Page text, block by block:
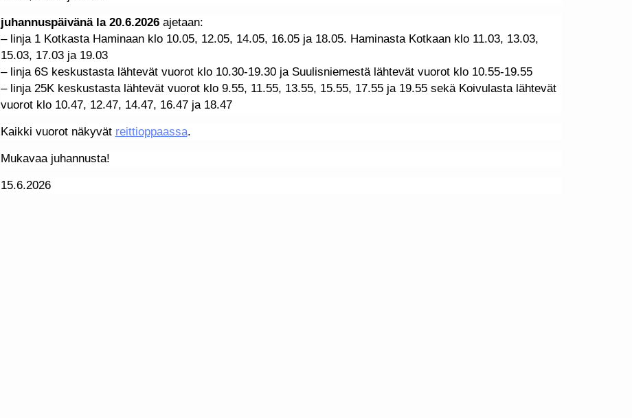
juhannuspäivänä la 20.6.2026 ajetaan:
– linja 1 Kotkasta Haminaan klo 10.05, 12.05, 14.05, 16.05 ja 18.05. Haminasta Kotkaan klo 11.03, 13.03,
15.03, 17.03 ja 19.03
– linja 6S keskustasta lähtevät vuorot klo 10.30-19.30 ja Suulisniemestä lähtevät vuorot klo 10.55-19.55
– linja 25K keskustasta lähtevät vuorot klo 9.55, 11.55, 13.55, 15.55, 17.55 ja 19.55 sekä Koivulasta lähtevät
vuorot klo 10.47, 12.47, 14.47, 16.47 ja 18.47
Kaikki vuorot näkyvät reittioppaassa.
Mukavaa juhannusta!
15.6.2026